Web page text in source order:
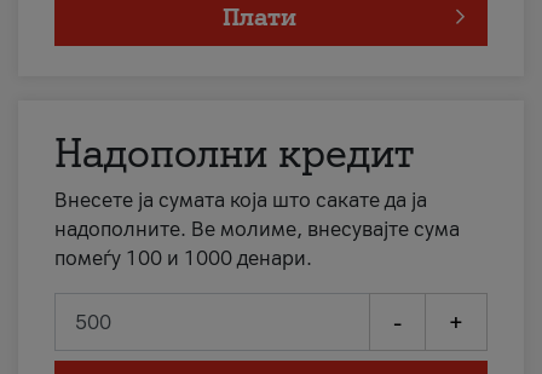
Плати
Надополни кредит
Внесете ја сумата која што сакате да ја
надополните. Ве молиме, внесувајте сума
помеѓу 100 и 1000 денари.
- +